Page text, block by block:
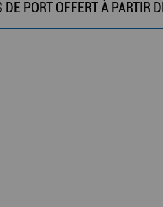
DE PORT OFFERT À PARTIR